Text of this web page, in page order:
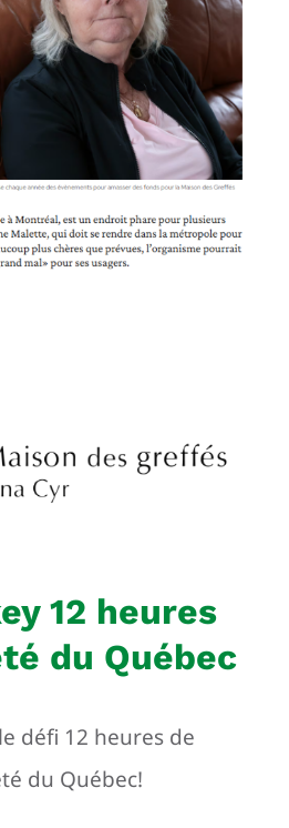
12 heures
du Québec
défi 12 heures de
du Québec!